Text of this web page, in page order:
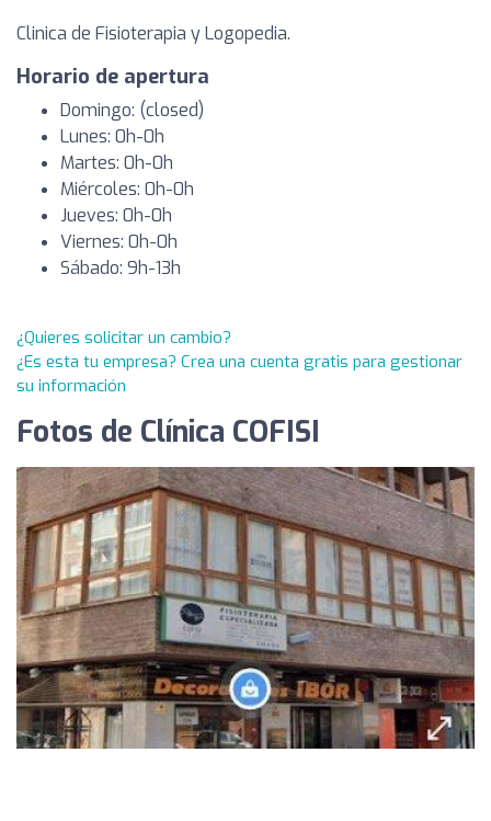
Clinica de Fisioterapia y Logopedia.
Horario de apertura
Domingo: (closed)
Lunes: 0h-0h
Martes: 0h-0h
Miércoles: 0h-0h
Jueves: 0h-0h
Viernes: 0h-0h
Sábado: 9h-13h
¿Quieres solicitar un cambio?
¿Es esta tu empresa? Crea una cuenta gratis para gestionar
su información
Fotos de Clínica COFISI